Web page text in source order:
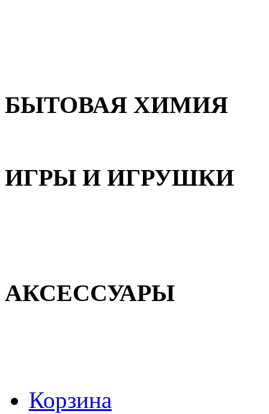
БЫТОВАЯ ХИМИЯ
ИГРЫ И ИГРУШКИ
АКСЕССУАРЫ
Корзина